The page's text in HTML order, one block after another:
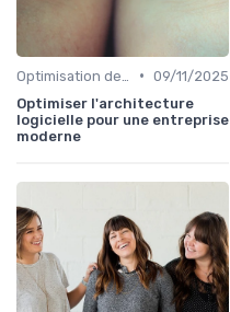
• 09/11/2025
Optimiser l'architecture
logicielle pour une entreprise
moderne